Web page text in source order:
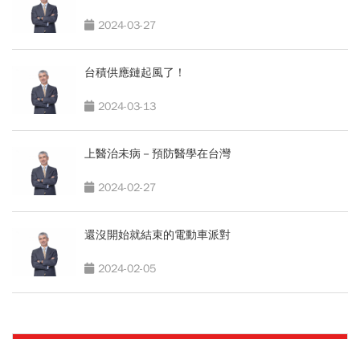
2024-03-27
台積供應鏈起風了！
2024-03-13
上醫治未病－預防醫學在台灣
2024-02-27
還沒開始就結束的電動車派對
2024-02-05